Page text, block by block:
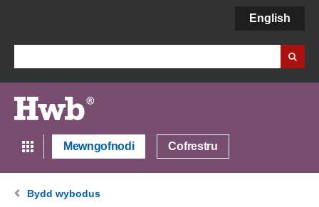
English
Mewngofnodi Cofrestru
Bydd wybodus